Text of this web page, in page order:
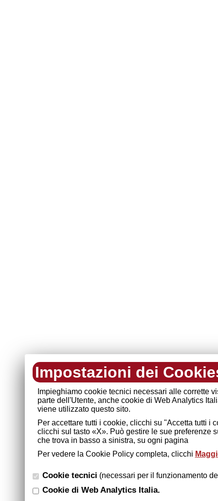
Impostazioni dei
Impieghiamo cookie tecnici necessari alle corrette
parte dell'Utente, anche cookie di Web Analytics
viene utilizzato questo sito.
Per accettare tutti i cookie, clicchi su "Accetta tutti
clicchi sul tasto «X». Può gestire le sue preferenze
che trova in basso a sinistra, su ogni pagina
Per vedere la Cookie Policy completa, clicchi
Cookie tecnici (necessari per il funzionamento
Cookie di Web Analytics Italia.